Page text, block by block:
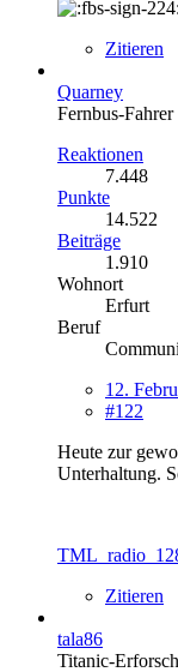
Zitieren
Quarney
Fernbus-Fahrer
Reaktionen
7.448
Punkte
14.522
Beiträge
1.910
Wohnort
Erfurt
Beruf
12.
#122
Heute zur
Unterhaltung.
Zitieren
tala86
Titanic-